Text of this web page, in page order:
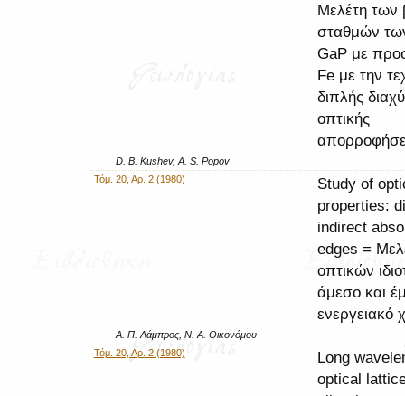
Μελέτη των
σταθμών
GaP με
Fe με την
διπλής
οπτικής
D. B. Kushev, A. S. Popov
Τόμ. 20, Αρ. 2 (1980)
Study of
properties:
indirect
edges =
οπτικών
άμεσο και
ενεργειακό
Α. Π. Λάμπρος, Ν. Α. Οικονόμου
Τόμ. 20, Αρ. 2 (1980)
Long
optical